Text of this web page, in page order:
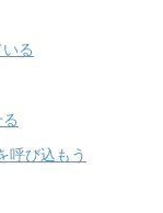
る
呼び込もう